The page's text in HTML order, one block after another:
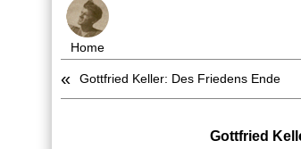
Home
« Gottfried Keller: Des Friedens Ende
Gottfried